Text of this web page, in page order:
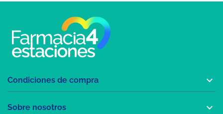
Condiciones de compra 
Sobre nosotros 